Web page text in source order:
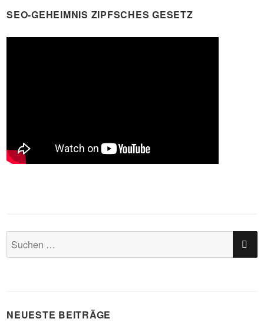
SEO-GEHEIMNIS ZIPFSCHES GESETZ
Suchen
nach:
NEUESTE BEITRÄGE